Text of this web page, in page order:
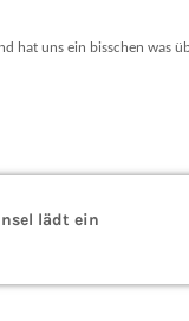
hat uns ein bisschen was
lädt ein